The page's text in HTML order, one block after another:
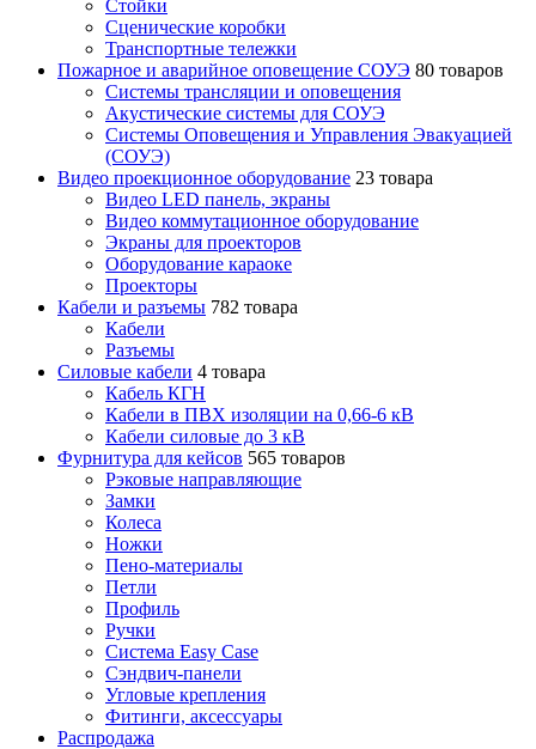
Стойки
Сценические коробки
Транспортные тележки
Пожарное и аварийное оповещение СОУЭ 80 товаров
Cистемы трансляции и оповещения
Акустические системы для СОУЭ
Системы Оповещения и Управления Эвакуацией
(СОУЭ)
Видео проекционное оборудование 23 товара
Видео LED панель, экраны
Видео коммутационное оборудование
Экраны для проекторов
Оборудование караоке
Проекторы
Кабели и разъемы 782 товара
Кабели
Разъемы
Силовые кабели 4 товара
Кабель КГН
Кабели в ПВХ изоляции на 0,66-6 кВ
Кабели силовые до 3 кВ
Фурнитура для кейсов 565 товаров
Рэковые направляющие
Замки
Колеса
Ножки
Пено-материалы
Петли
Профиль
Ручки
Система Easy Case
Сэндвич-панели
Угловые крепления
Фитинги, аксессуары
Распродажа